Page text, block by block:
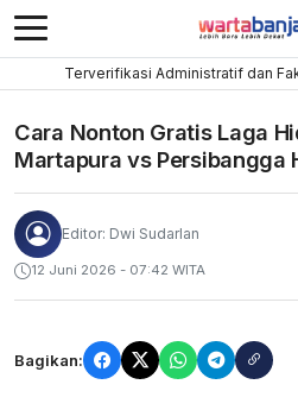
Terverifikasi Administratif dan
Cara Nonton Gratis Laga
Martapura vs Persibangga
Editor: Dwi Sudarlan
12 Juni 2026 - 07:42 WITA
Bagikan: